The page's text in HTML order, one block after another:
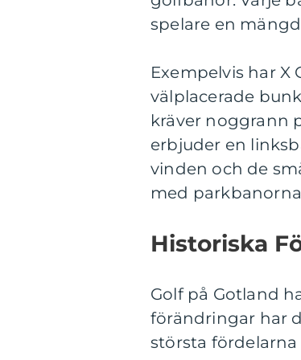
spelare en
Exempelvis har
välplacerade
kräver noggrann
erbjuder en
vinden och de
med
Historiska
Golf på Gotland
förändringar har
största